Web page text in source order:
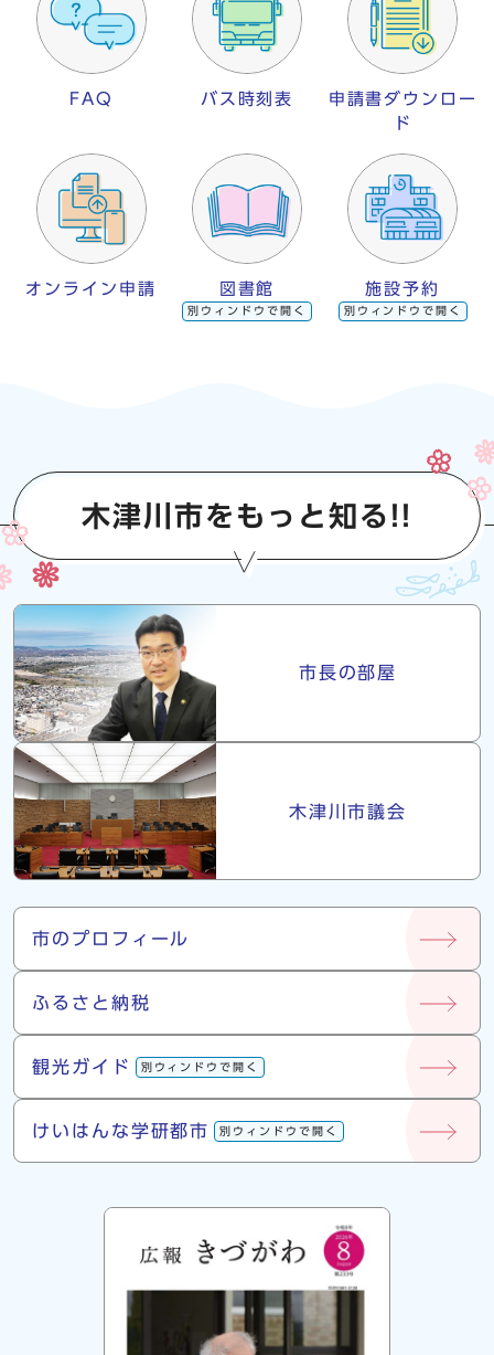
FAQ バス時刻表
申請書ダウンロー
ド
オンライン申請 図書館
別ウィンドウで開く
施設予約
別ウィンドウで開く
木津川市をもっと知る!!
市長・議会
市長の部屋
木津川市議会
市について
市のプロフィール
ふるさと納税
観光ガイド 別ウィンドウで開く
けいはんな学研都市 別ウィンドウで開く